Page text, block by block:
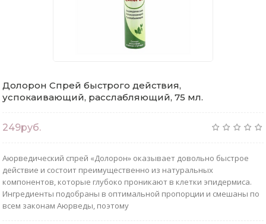
Долорон Спрей быстрого действия,
успокаивающий, расслабляющий, 75 мл.
249руб.
Аюрведический спрей «Долорон» оказывает довольно быстрое
действие и состоит преимущественно из натуральных
компонентов, которые глубоко проникают в клетки эпидермиса.
Ингредиенты подобраны в оптимальной пропорции и смешаны по
всем законам Аюрведы, поэтому